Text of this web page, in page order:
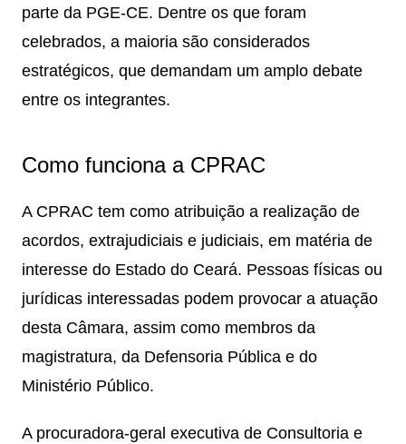
parte da PGE-CE. Dentre os que foram
celebrados, a maioria são considerados
estratégicos, que demandam um amplo debate
entre os integrantes.
Como funciona a CPRAC
A CPRAC tem como atribuição a realização de
acordos, extrajudiciais e judiciais, em matéria de
interesse do Estado do Ceará. Pessoas físicas ou
jurídicas interessadas podem provocar a atuação
desta Câmara, assim como membros da
magistratura, da Defensoria Pública e do
Ministério Público.
A procuradora-geral executiva de Consultoria e